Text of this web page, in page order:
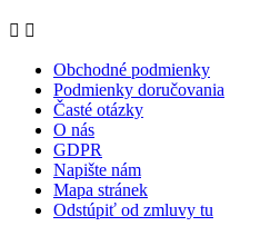
 
Obchodné podmienky
Podmienky doručovania
Časté otázky
O nás
GDPR
Napište nám
Mapa stránek
Odstúpiť od zmluvy tu